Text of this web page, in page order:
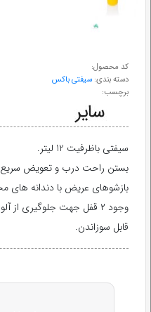
ابزار
جراحی
کد محصول:
دسته بندی: سیفتی باکس
برچسب:
سیفتی باظرفیت 12 لیتر.
بستن راحت درب و تعویض
بازشوهای عریض با دندانه
وجود ۲ قفل جهت جلوگیری از آلودگی
قابل سوزاندن.